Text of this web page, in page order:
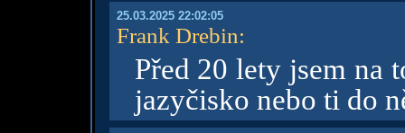
25.03.2025 22:02:05
Frank Drebin:
Před 20 lety jsem na
jazyčisko nebo ti do